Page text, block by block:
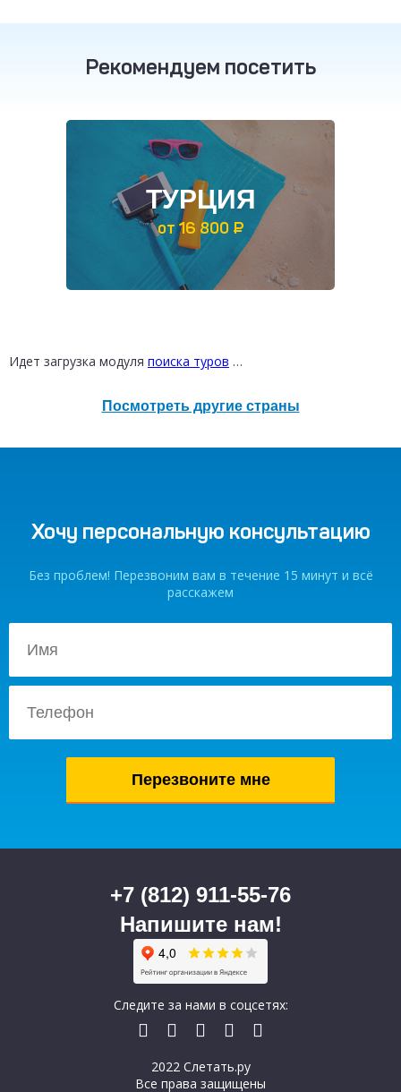
Рекомендуем посетить
ТУРЦИЯ
от 16 800 ₽
ТАИЛАНД
Идет загрузка модуля поиска туров …
Посмотреть другие страны
Хочу персональную консультацию
Без проблем! Перезвоним вам в течение 15 минут и всё
расскажем
2022 Слетать.ру
Все права защищены
+7 (812) 911-55-76
Напишите нам!
Следите за нами в соцсетях: